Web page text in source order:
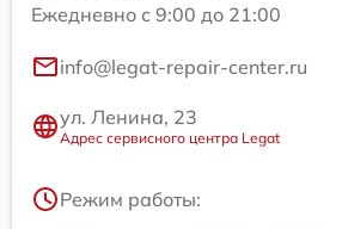
Ежедневно с 9:00 до 21:00
info@legat-repair-center.ru
ул. Ленина, 23
Адрес сервисного центра Legat
Режим работы: